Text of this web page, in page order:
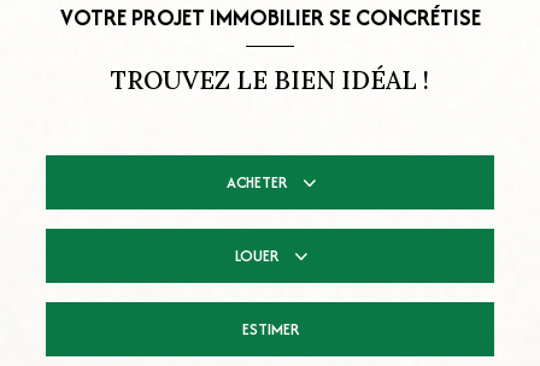
VOTRE PROJET IMMOBILIER SE CONCRÉTISE
TROUVEZ LE BIEN IDÉAL !
ACHETER
De l'immo pro
LOUER
ESTIMER